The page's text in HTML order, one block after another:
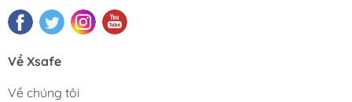
Về Xsafe
Về chúng tôi